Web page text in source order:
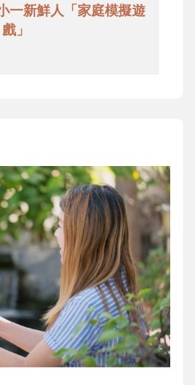
一新鮮人「家庭模擬遊
戲」
個男人│讀懂父親的
爸！男人總是在一次
中，跟著孩子一起長
體遊戲，到獨立自
題的能力養成。爸爸
參與孩子每個重要的